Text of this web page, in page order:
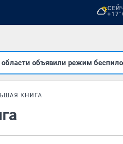
объявили режим
КНИГА